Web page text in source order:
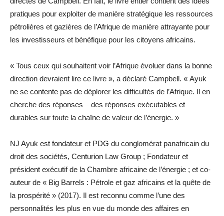
pratiques pour exploiter de manière stratégique les ressources
pétrolières et gazières de l’Afrique de manière attrayante pour
les investisseurs et bénéfique pour les citoyens africains.
« Tous ceux qui souhaitent voir l’Afrique évoluer dans la bonne
direction devraient lire ce livre », a déclaré Campbell. « Ayuk
ne se contente pas de déplorer les difficultés de l’Afrique. Il en
cherche des réponses – des réponses exécutables et
durables sur toute la chaîne de valeur de l’énergie. »
NJ Ayuk est fondateur et PDG du conglomérat panafricain du
droit des sociétés, Centurion Law Group ; Fondateur et
président exécutif de la Chambre africaine de l’énergie ; et co-
auteur de « Big Barrels : Pétrole et gaz africains et la quête de
la prospérité » (2017). Il est reconnu comme l’une des
personnalités les plus en vue du monde des affaires en